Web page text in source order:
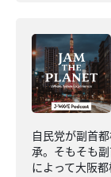
自民党が副首
承。そもそも
によって大阪